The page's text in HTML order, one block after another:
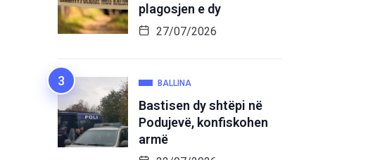
plagosjen e dy
27/07/2026
BALLINA
Bastisen dy shtëpi në
Podujevë, konfiskohen
armë